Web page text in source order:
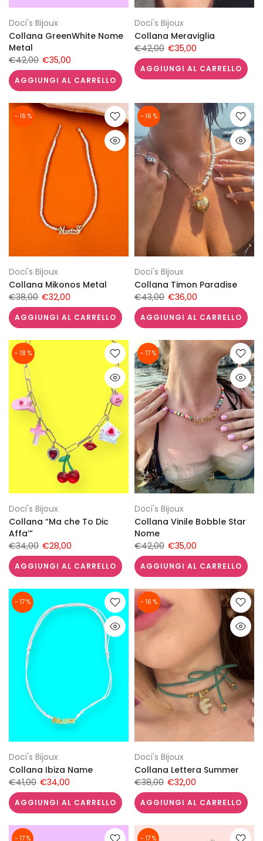
Doci's Bijoux
Collana GreenWhite Nome
Metal
€42,00 €35,00
AGGIUNGI AL CARRELLO
Doci's Bijoux
Collana Meraviglia
€42,00 €35,00
AGGIUNGI AL CARRELLO
- 16 %
Doci's Bijoux
Collana Mikonos Metal
€38,00 €32,00
AGGIUNGI AL CARRELLO
- 16 %
Doci's Bijoux
Collana Timon Paradise
€43,00 €36,00
AGGIUNGI AL CARRELLO
- 18 %
Doci's Bijoux
Collana “Ma che To Dic
Affa’”
€34,00 €28,00
AGGIUNGI AL CARRELLO
- 17 %
Doci's Bijoux
Collana Vinile Bobble Star
Nome
€42,00 €35,00
AGGIUNGI AL CARRELLO
- 17 %
Doci's Bijoux
Collana Ibiza Name
€41,00 €34,00
AGGIUNGI AL CARRELLO
- 16 %
Doci's Bijoux
Collana Lettera Summer
€38,00 €32,00
AGGIUNGI AL CARRELLO
- 17 % - 17 %